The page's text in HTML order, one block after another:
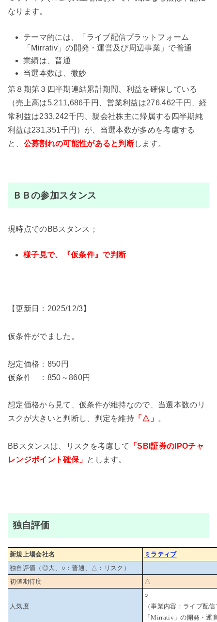
なります。
テーマ的には、「ライブ配信プラットフォーム
「Mirrativ」の開発・運営及び周辺事業」で普通
業績は、普通
当選本数は、微妙
第８期第３四半期連結累計期間、利益を確保している
（売上高は5,211,686千円、営業利益は276,462千円、経
常利益は233,242千円、親会社株主に帰属する四半期純
利益は231,351千円）が、当選本数が多めを考慮する
と、 公募割れの可能性があると判断します。
ＢＢの参加スタンス
現時点でのBBスタンス；
様子見で、『仮条件』で判断
【更新日：2025/12/3】
仮条件がでました。
想定価格：850円
仮条件 ：850～860円
想定価格から見て、仮条件が維持なので、当選本数のリ
スクが大きいと判断し、判定を維持 「△」 。
BBスタンスは、リスクを考慮して
「SBI証券のIPOチャ
レンジポイント確保」 とします。
独自評価
新規上場会社名
ミラティブ
独自評価（◎大、○：普通、△：リスク）
初値期待度
△
人気度
○
（事業内容：ライブ配
「Mirrativ」の開発・運